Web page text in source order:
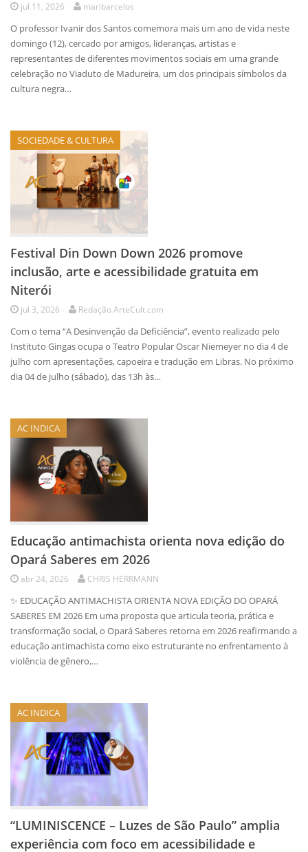
jul 11, 2026 maribarcelos
O professor Ivanir dos Santos comemora mais um ano de vida neste
domingo (12), cercado por amigos, lideranças, artistas e
representantes de diferentes movimentos sociais em uma grande
celebração no Viaduto de Madureira, um dos principais símbolos da
cultura negra…
SOCIEDADE & CULTURA
Festival Din Down Down 2026 promove
inclusão, arte e acessibilidade gratuita em
Niterói
jul 3, 2026 Redação ArteCult.com
Com o tema “A Desinvenção da Deficiência”, evento realizado pelo
Instituto Gingas ocupa o Teatro Popular Oscar Niemeyer no dia 4 de
julho com apresentações, capoeira e tradução em Libras. No próximo
dia 04 de julho (sábado), das 13h às…
AC INDICA
Educação antimachista orienta nova edição do
Opará Saberes em 2026
abr 24, 2026 CHRIS HERRMANN
✨ EDUCAÇÃO ANTIMACHISTA ORIENTA NOVA EDIÇÃO DO OPARÁ
SABERES EM 2026 Em uma proposta que articula teoria, prática e
transformação social, o Opará Saberes retorna em 2026 reafirmando a
educação antimachista como eixo estruturante no enfrentamento à
violência de gênero,…
AC INDICA
“LUMINISCENCE – Luzes de São Paulo” amplia
experiência com foco em acessibilidade e